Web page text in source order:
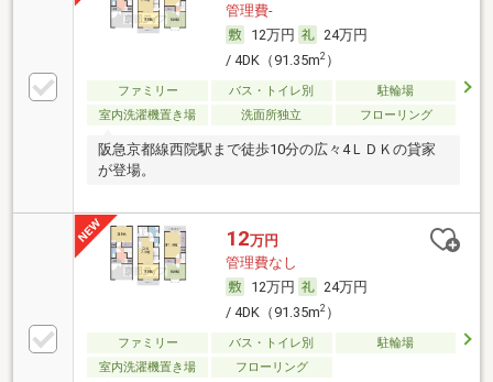
管理費-
12万円
24万円
/ 4DK（91.35m2）
ファミリー バス・トイレ別
駐輪場
室内洗濯機置き場
洗面所独立 フローリング
阪急京都線西院駅まで徒歩10分の広々4ＬＤＫの貸家
が登場。
12万円
管理費なし
12万円
24万円
/ 4DK（91.35m2）
ファミリー バス・トイレ別
駐輪場
室内洗濯機置き場
フローリング